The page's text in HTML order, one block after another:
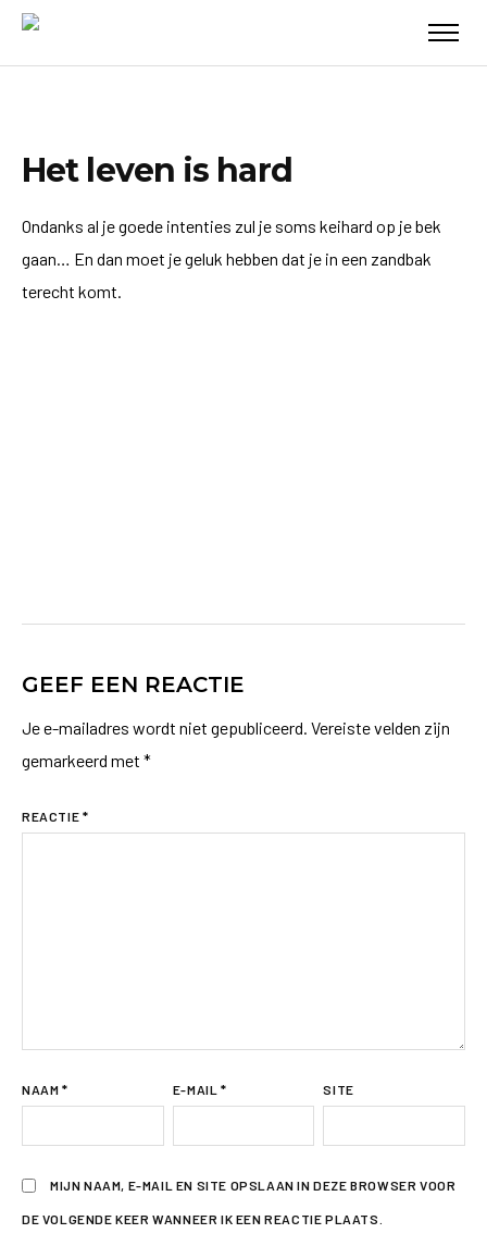
Het leven is hard
Ondanks al je goede intenties zul je soms keihard op je bek
gaan… En dan moet je geluk hebben dat je in een zandbak
terecht komt.
GEEF EEN REACTIE
Je e-mailadres wordt niet gepubliceerd. Vereiste velden zijn
gemarkeerd met *
REACTIE *
NAAM * E-MAIL * SITE
MIJN NAAM, E-MAIL EN SITE OPSLAAN IN DEZE BROWSER VOOR
DE VOLGENDE KEER WANNEER IK EEN REACTIE PLAATS.